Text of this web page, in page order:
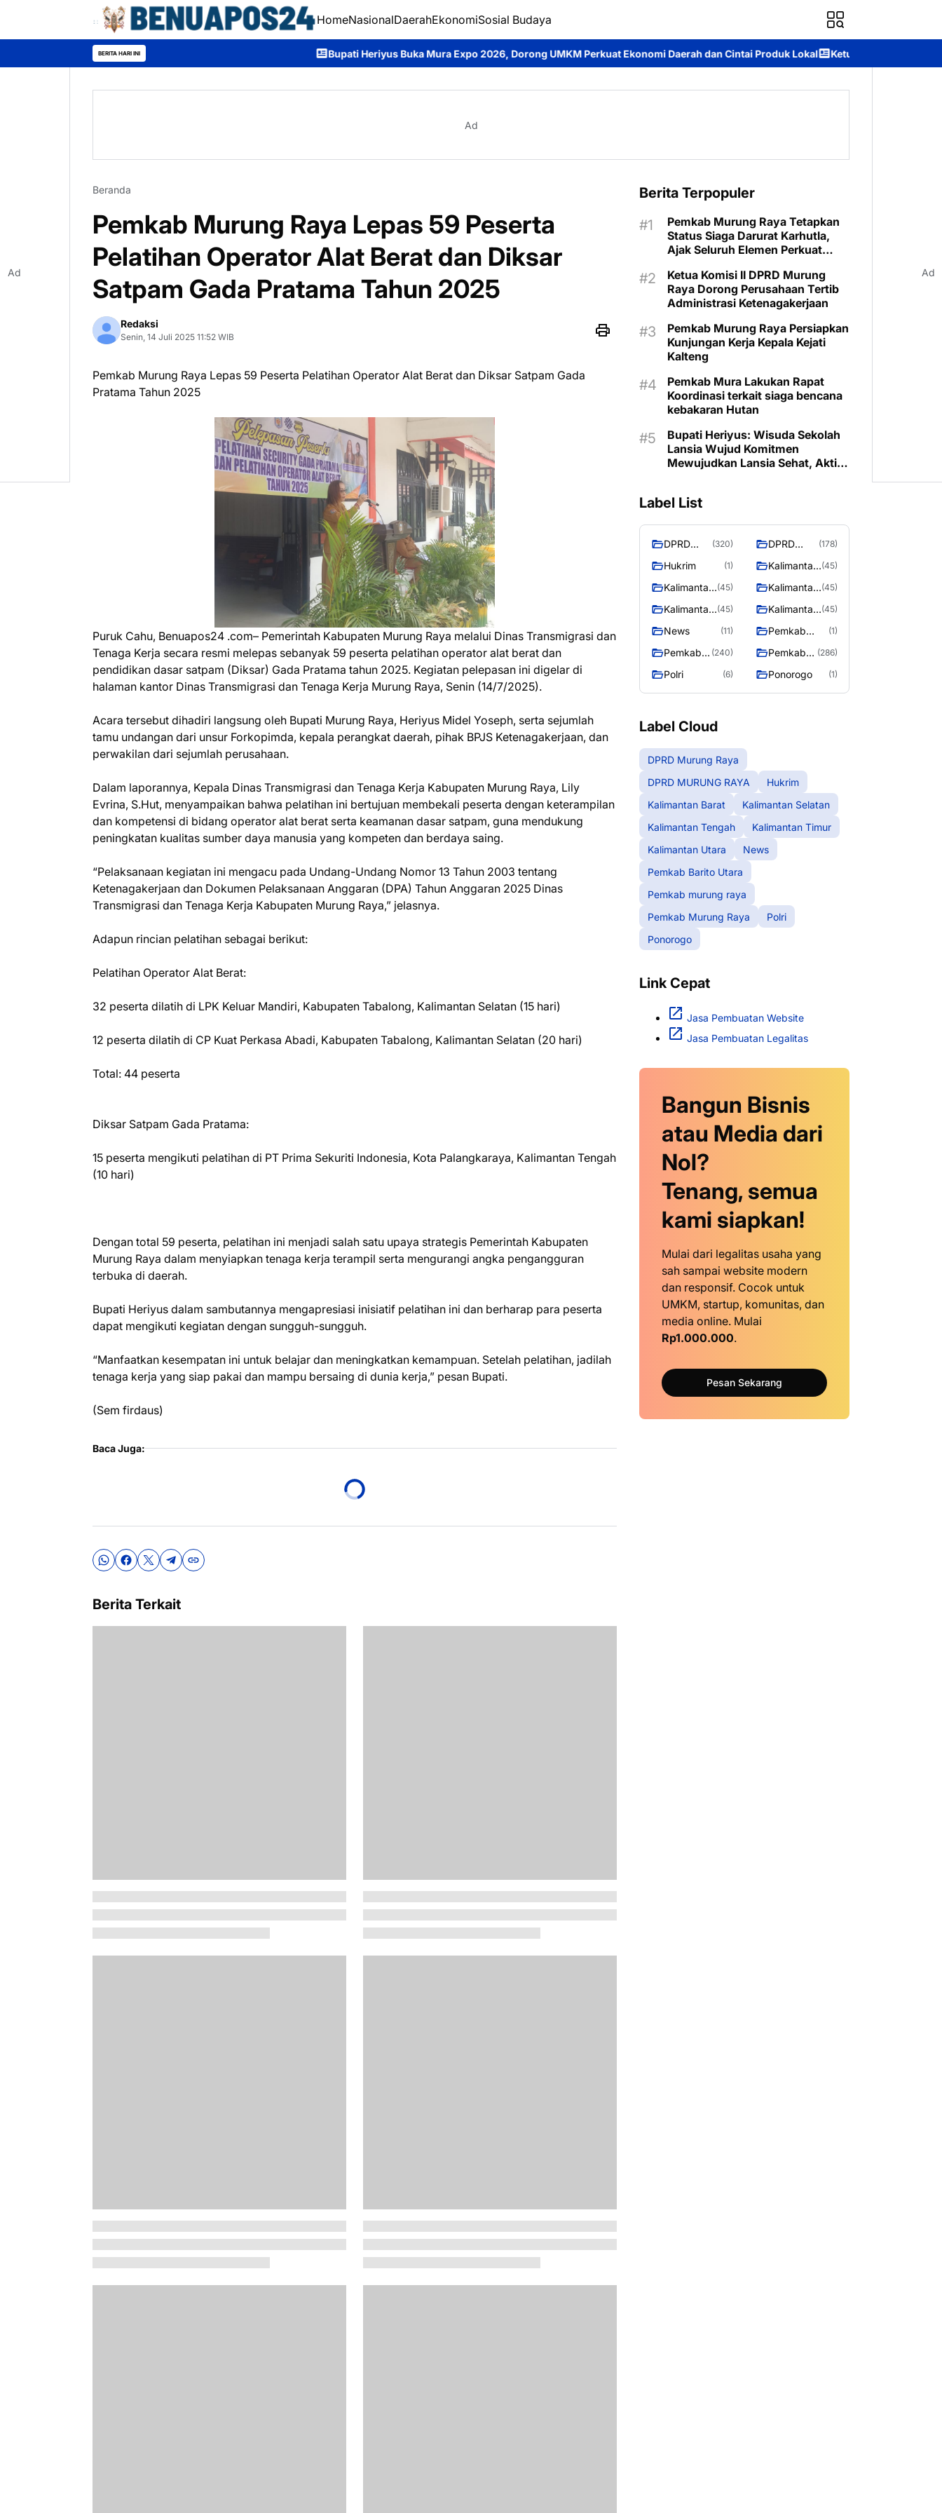
HomeNasionalDaerahEkonomiSosial Budaya
BERITA HARI INI Bupati Heriyus Buka Mura Expo 2026, Dorong UMKM Perkuat Ekonomi Daerah dan Cintai Produk Lokal Ketua Komisi II DPRD Murung Raya:
Ad
Beranda
Pemkab Murung Raya Lepas 59 Peserta
Pelatihan Operator Alat Berat dan Diksar
Satpam Gada Pratama Tahun 2025
Redaksi
Senin, 14 Juli 2025 11:52 WIB
Pemkab Murung Raya Lepas 59 Peserta Pelatihan Operator Alat Berat dan Diksar Satpam Gada
Pratama Tahun 2025
Puruk Cahu, Benuapos24 .com– Pemerintah Kabupaten Murung Raya melalui Dinas Transmigrasi dan
Tenaga Kerja secara resmi melepas sebanyak 59 peserta pelatihan operator alat berat dan
pendidikan dasar satpam (Diksar) Gada Pratama tahun 2025. Kegiatan pelepasan ini digelar di
halaman kantor Dinas Transmigrasi dan Tenaga Kerja Murung Raya, Senin (14/7/2025).
Acara tersebut dihadiri langsung oleh Bupati Murung Raya, Heriyus Midel Yoseph, serta sejumlah
tamu undangan dari unsur Forkopimda, kepala perangkat daerah, pihak BPJS Ketenagakerjaan, dan
perwakilan dari sejumlah perusahaan.
Dalam laporannya, Kepala Dinas Transmigrasi dan Tenaga Kerja Kabupaten Murung Raya, Lily
Evrina, S.Hut, menyampaikan bahwa pelatihan ini bertujuan membekali peserta dengan keterampilan
dan kompetensi di bidang operator alat berat serta keamanan dasar satpam, guna mendukung
peningkatan kualitas sumber daya manusia yang kompeten dan berdaya saing.
“Pelaksanaan kegiatan ini mengacu pada Undang-Undang Nomor 13 Tahun 2003 tentang
Ketenagakerjaan dan Dokumen Pelaksanaan Anggaran (DPA) Tahun Anggaran 2025 Dinas
Transmigrasi dan Tenaga Kerja Kabupaten Murung Raya,” jelasnya.
Adapun rincian pelatihan sebagai berikut:
Pelatihan Operator Alat Berat:
32 peserta dilatih di LPK Keluar Mandiri, Kabupaten Tabalong, Kalimantan Selatan (15 hari)
12 peserta dilatih di CP Kuat Perkasa Abadi, Kabupaten Tabalong, Kalimantan Selatan (20 hari)
Total: 44 peserta
Diksar Satpam Gada Pratama:
15 peserta mengikuti pelatihan di PT Prima Sekuriti Indonesia, Kota Palangkaraya, Kalimantan Tengah
(10 hari)
Dengan total 59 peserta, pelatihan ini menjadi salah satu upaya strategis Pemerintah Kabupaten
Murung Raya dalam menyiapkan tenaga kerja terampil serta mengurangi angka pengangguran
terbuka di daerah.
Bupati Heriyus dalam sambutannya mengapresiasi inisiatif pelatihan ini dan berharap para peserta
dapat mengikuti kegiatan dengan sungguh-sungguh.
“Manfaatkan kesempatan ini untuk belajar dan meningkatkan kemampuan. Setelah pelatihan, jadilah
tenaga kerja yang siap pakai dan mampu bersaing di dunia kerja,” pesan Bupati.
(Sem firdaus)
Baca Juga:
Berita Terkait
Berita Terpopuler
Pemkab Murung Raya Tetapkan
Status Siaga Darurat Karhutla,
Ajak Seluruh Elemen Perkuat
Ketua Komisi II DPRD Murung
Raya Dorong Perusahaan Tertib
Administrasi Ketenagakerjaan
Pemkab Murung Raya Persiapkan
Kunjungan Kerja Kepala Kejati
Kalteng
Pemkab Mura Lakukan Rapat
Koordinasi terkait siaga bencana
kebakaran Hutan
Bupati Heriyus: Wisuda Sekolah
Lansia Wujud Komitmen
Mewujudkan Lansia Sehat, Aktif,
Label List
DPRD
Raya
(320)
DPRD
RAYA
(178)
Hukrim (1)
Kalimantan (45)
Kalimantan (45)
Kalimantan (45)
Kalimantan (45)
Kalimantan (45)
News (11)
Pemkab
Barito Utara
(1)
Pemkab
raya
(240)
Pemkab
Raya
(286)
Polri (6) Ponorogo (1)
Label Cloud
DPRD Murung Raya
DPRD MURUNG RAYA
Hukrim
Kalimantan Barat
Kalimantan Selatan
Kalimantan Tengah
Kalimantan Timur
Kalimantan Utara
News
Pemkab Barito Utara
Pemkab murung raya
Pemkab Murung Raya
Polri
Ponorogo
Link Cepat
Jasa Pembuatan Website
Jasa Pembuatan Legalitas
Bangun Bisnis
atau Media dari
Nol?
Tenang, semua
kami siapkan!
Mulai dari legalitas usaha yang
sah sampai website modern
dan responsif. Cocok untuk
UMKM, startup, komunitas, dan
media online. Mulai
Rp1.000.000.
Pesan Sekarang
Ad Ad